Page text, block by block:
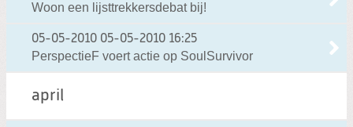
Woon een lijsttrekkersdebat bij!
05-05-2010 05-05-2010 16:25
PerspectieF voert actie op SoulSurvivor
april